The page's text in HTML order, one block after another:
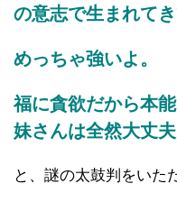
の意志で生まれてき
めっちゃ強いよ。
福に貪欲だから本
妹さんは全然大丈夫
と、謎の太鼓判をいた